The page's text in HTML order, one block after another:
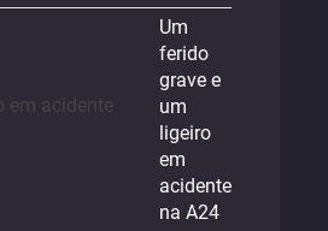
Um
ferido
grave e
um
ligeiro
em
acidente
na A24